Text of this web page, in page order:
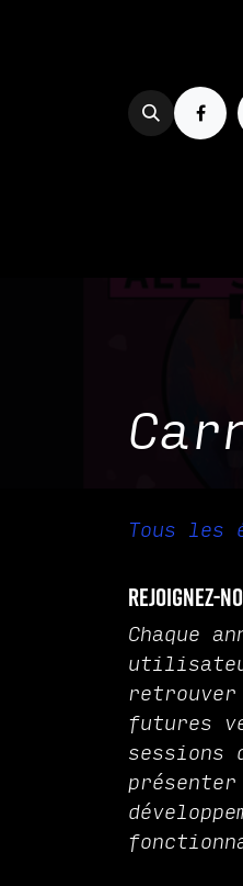
Tous les
Rejoignez-
Chaque
futures
sessions